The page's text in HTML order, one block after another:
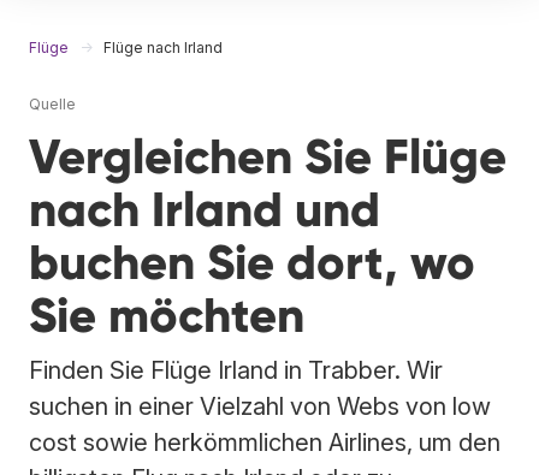
Flüge Flüge nach Irland
Quelle
Vergleichen Sie Flüge
nach Irland und
buchen Sie dort, wo
Sie möchten
Finden Sie Flüge Irland in Trabber. Wir
suchen in einer Vielzahl von Webs von low
cost sowie herkömmlichen Airlines, um den